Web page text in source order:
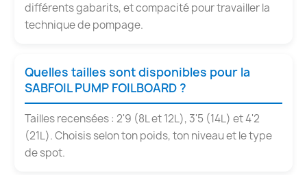
différents gabarits, et compacité pour travailler la
technique de pompage.
Quelles tailles sont disponibles pour la
SABFOIL PUMP FOILBOARD ?
Tailles recensées : 2'9 (8L et 12L), 3'5 (14L) et 4'2
(21L). Choisis selon ton poids, ton niveau et le type
de spot.